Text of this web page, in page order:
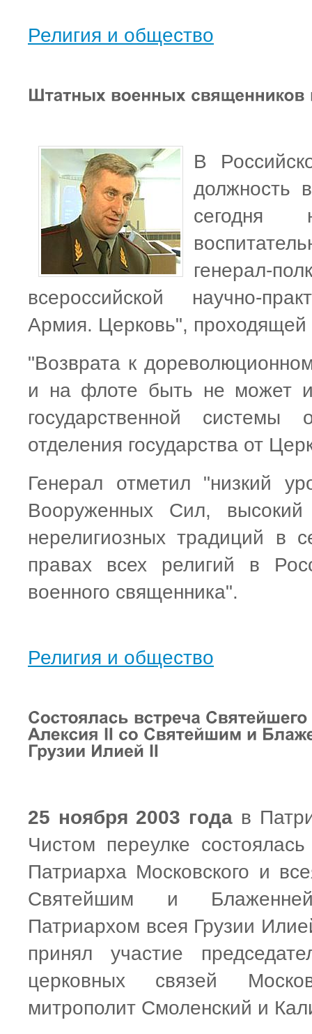
Религия и общество
В
должность
сегодня
генерал-
всероссийской научно-
Армия. Церковь",
"Возврата к
и на флоте быть не может
государственной
отделения государства от
Генерал отметил "низкий
Вооруженных Сил, высокий
нерелигиозных традиций в
правах всех религий в
военного священника".
Религия и общество
25 ноября 2003 года в
Чистом переулке
Патриарха Московского и
Святейшим и
Патриархом всея Грузии
принял участие
церковных связей
митрополит Смоленский и